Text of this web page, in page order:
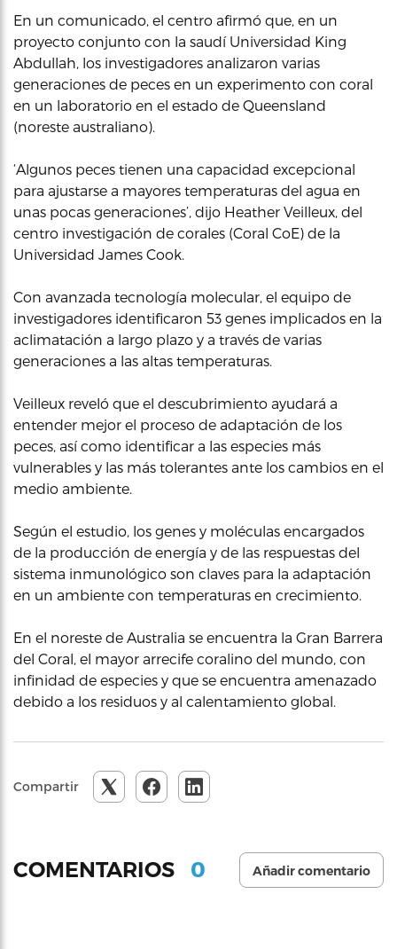
En un comunicado, el centro afirmó que, en un
proyecto conjunto con la saudí Universidad King
Abdullah, los investigadores analizaron varias
generaciones de peces en un experimento con coral
en un laboratorio en el estado de Queensland
(noreste australiano).
‘Algunos peces tienen una capacidad excepcional
para ajustarse a mayores temperaturas del agua en
unas pocas generaciones’, dijo Heather Veilleux, del
centro investigación de corales (Coral CoE) de la
Universidad James Cook.
Con avanzada tecnología molecular, el equipo de
investigadores identificaron 53 genes implicados en la
aclimatación a largo plazo y a través de varias
generaciones a las altas temperaturas.
Veilleux reveló que el descubrimiento ayudará a
entender mejor el proceso de adaptación de los
peces, así como identificar a las especies más
vulnerables y las más tolerantes ante los cambios en el
medio ambiente.
Según el estudio, los genes y moléculas encargados
de la producción de energía y de las respuestas del
sistema inmunológico son claves para la adaptación
en un ambiente con temperaturas en crecimiento.
En el noreste de Australia se encuentra la Gran Barrera
del Coral, el mayor arrecife coralino del mundo, con
infinidad de especies y que se encuentra amenazado
debido a los residuos y al calentamiento global.
Compartir
COMENTARIOS 0 Añadir comentario